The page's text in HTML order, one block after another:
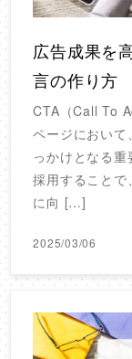
広告成果を
言の作り方
CTA（Call To
ページにおいて
っかけとなる
採用することで
に向 […]
2025/03/06